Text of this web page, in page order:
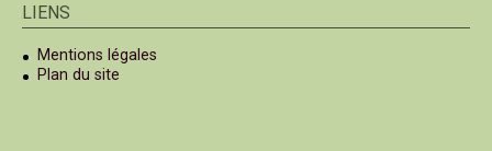
LIENS
Mentions légales
Plan du site